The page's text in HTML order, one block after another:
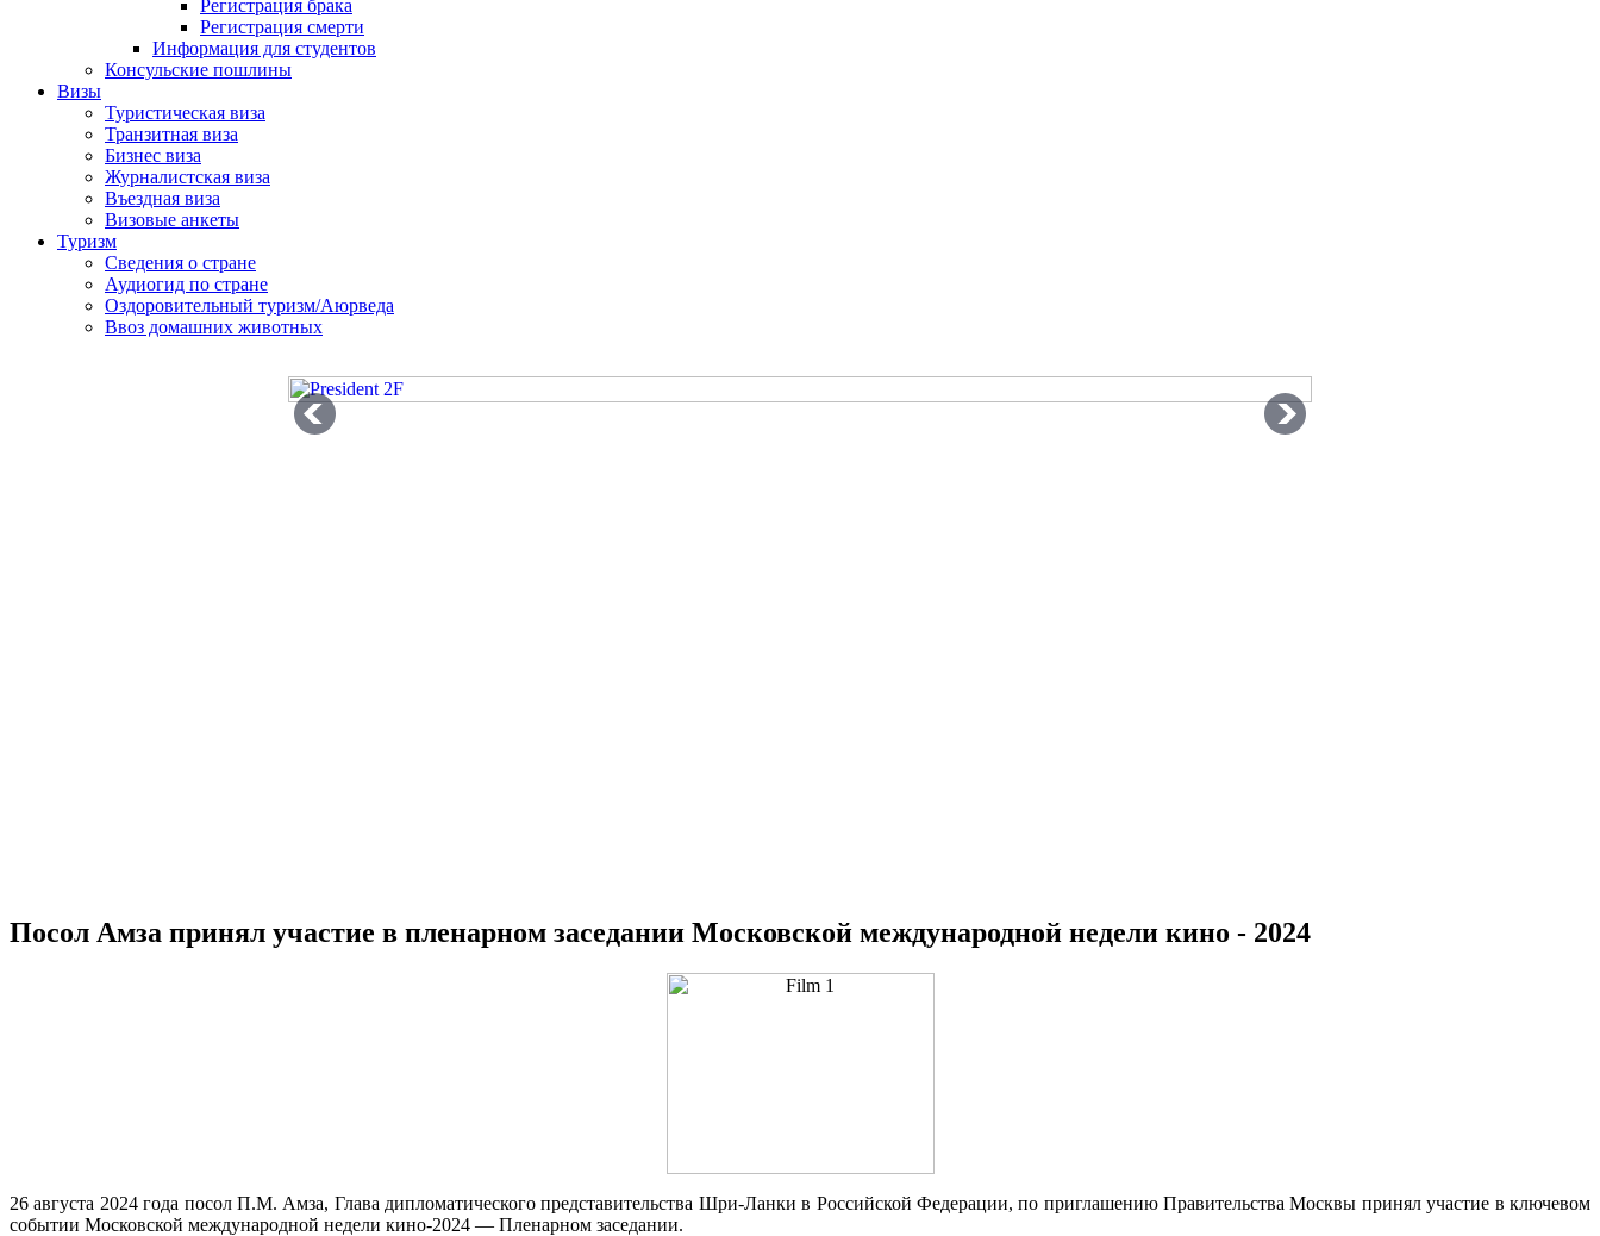
Регистрация брака
Регистрация смерти
Информация для студентов
Консульские пошлины
Визы
Туристическая виза
Транзитная виза
Бизнес виза
Журналистская виза
Въездная виза
Визовые анкеты
Туризм
Сведения о стране
Аудиогид по стране
Оздоровительный туризм/Аюрведа
Ввоз домашних животных
Посол Амза принял участие в пленарном заседании Московской международной недели кино - 2024
26 августа 2024 года посол П.М. Амза, Глава дипломатического представительства Шри-Ланки в Российской Федерации, по приглашению Правительства Москвы принял участие в ключевом
событии Московской международной недели кино-2024 — Пленарном заседании.